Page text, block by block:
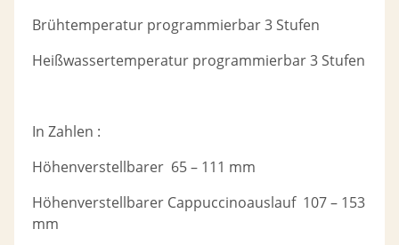
Brühtemperatur programmierbar 3 Stufen
Heißwassertemperatur programmierbar 3 Stufen
In Zahlen :
Höhenverstellbarer 65 – 111 mm
Höhenverstellbarer Cappuccinoauslauf 107 – 153
mm